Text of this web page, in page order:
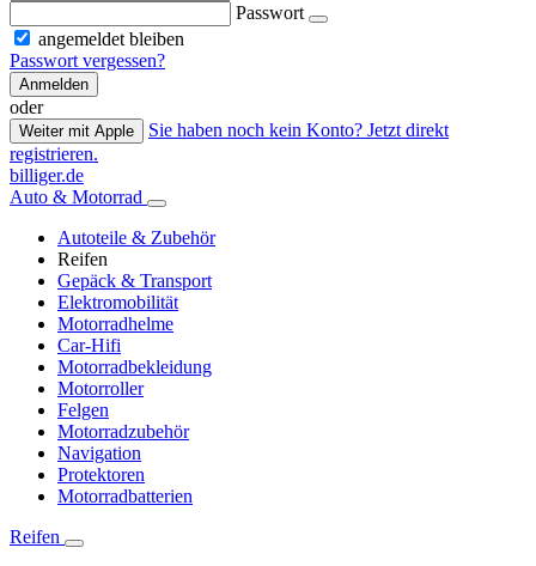
Passwort
angemeldet bleiben
Passwort vergessen?
Anmelden
oder
Weiter mit Apple
Sie haben noch kein Konto? Jetzt direkt
registrieren.
billiger.de
Auto & Motorrad
Autoteile & Zubehör
Reifen
Gepäck & Transport
Elektromobilität
Motorradhelme
Car-Hifi
Motorradbekleidung
Motorroller
Felgen
Motorradzubehör
Navigation
Protektoren
Motorradbatterien
Reifen